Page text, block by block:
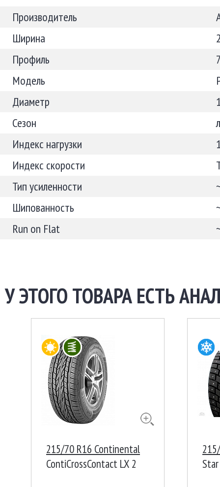
Производитель
Ширина
Профиль
Модель
Диаметр
Сезон
Индекс нагрузки
Индекс скорости
Тип усиленности
Шипованность
Run on Flat
У ЭТОГО ТОВАРА ЕСТЬ
215/70 R16 Continental
ContiCrossContact LX 2